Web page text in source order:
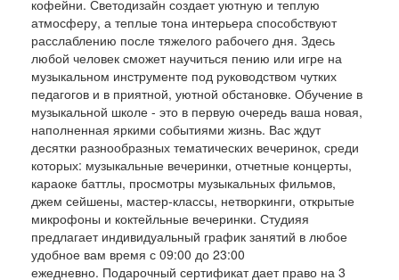
кофейни. Светодизайн создает уютную и теплую
атмосферу, а теплые тона интерьера способствуют
расслаблению после тяжелого рабочего дня. Здесь
любой человек сможет научиться пению или игре на
музыкальном инструменте под руководством чутких
педагогов и в приятной, уютной обстановке. Обучение в
музыкальной школе - это в первую очередь ваша новая,
наполненная яркими событиями жизнь. Вас ждут
десятки разнообразных тематических вечеринок, среди
которых: музыкальные вечеринки, отчетные концерты,
караоке баттлы, просмотры музыкальных фильмов,
джем сейшены, мастер-классы, нетворкинги, открытые
микрофоны и коктейльные вечеринки. Студияя
предлагает индивидуальный график занятий в любое
удобное вам время с 09:00 до 23:00
ежедневно. Подарочный сертификат дает право на 3